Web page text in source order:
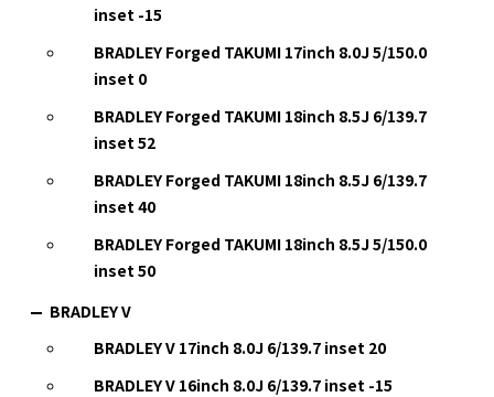
inset -15
BRADLEY Forged TAKUMI 17inch 8.0J 5/150.0
inset 0
BRADLEY Forged TAKUMI 18inch 8.5J 6/139.7
inset 52
BRADLEY Forged TAKUMI 18inch 8.5J 6/139.7
inset 40
BRADLEY Forged TAKUMI 18inch 8.5J 5/150.0
inset 50
BRADLEY V
BRADLEY V 17inch 8.0J 6/139.7 inset 20
BRADLEY V 16inch 8.0J 6/139.7 inset -15